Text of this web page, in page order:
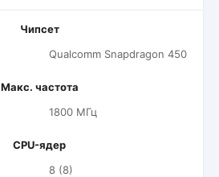
Чипсет
Qualcomm Snapdragon 450
Макс. частота
1800 МГц
CPU-ядер
8 (8)